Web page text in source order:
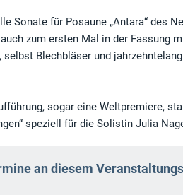
Sonate für Posaune „Antara“ des
zum ersten Mal in der Fassung
selbst Blechbläser und
sogar eine Weltpremiere,
speziell für die Solistin Julia
an diesem